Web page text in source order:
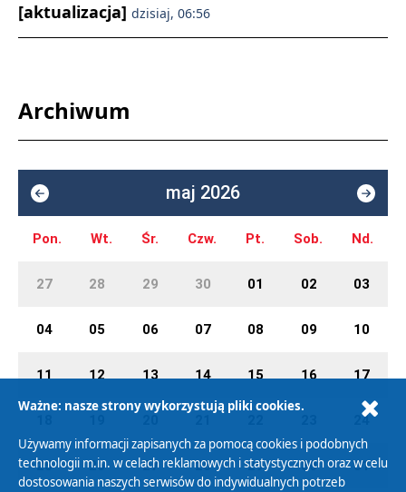
[aktualizacja] dzisiaj, 06:56
Archiwum
maj 2026
Pon. Wt. Śr. Czw. Pt. Sob. Nd.
27 28 29 30 01 02 03
04 05 06 07 08 09 10
11 12 13 14 15 16 17
24
25 26 27 28 29 30 31
Ważne: nasze strony wykorzystują pliki cookies.
Używamy informacji zapisanych za pomocą cookies i podobnych
technologii m.in. w celach reklamowych i statystycznych oraz w celu
dostosowania naszych serwisów do indywidualnych potrzeb